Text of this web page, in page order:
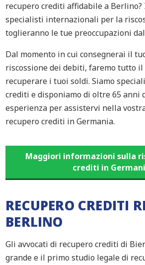
recupero crediti affidabile a Berlino?
specialisti internazionali per la
toglieranno le tue preoccupazioni
Dal momento in cui consegnerai il
riscossione dei debiti, faremo tutto
recuperare i tuoi soldi. Siamo
crediti e disponiamo di oltre 65 anni
esperienza per assistervi nella
recupero crediti in Germania.
Maggiori informazioni sulla
crediti in
RECUPERO CREDITI
BERLINO
Gli avvocati di recupero crediti di
grande e il primo studio legale di